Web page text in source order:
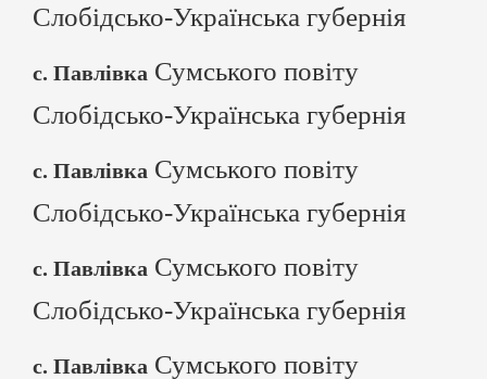
Слобідсько-Українська губернія
с. Павлівка Сумського повіту
Слобідсько-Українська губернія
с. Павлівка Сумського повіту
Слобідсько-Українська губернія
с. Павлівка Сумського повіту
Слобідсько-Українська губернія
с. Павлівка Сумського повіту